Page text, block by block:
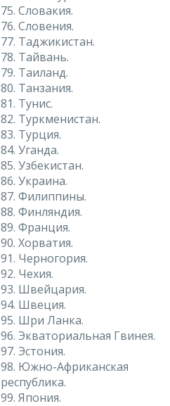
75. Словакия.
76. Словения.
77. Таджикистан.
78. Тайвань.
79. Таиланд.
80. Танзания.
81. Тунис.
82. Туркменистан.
83. Турция.
84. Уганда.
85. Узбекистан.
86. Украина.
87. Филиппины.
88. Финляндия.
89. Франция.
90. Хорватия.
91. Черногория.
92. Чехия.
93. Швейцария.
94. Швеция.
95. Шри Ланка.
96. Экваториальная Гвинея.
97. Эстония.
98. Южно-Африканская
республика.
99. Япония.